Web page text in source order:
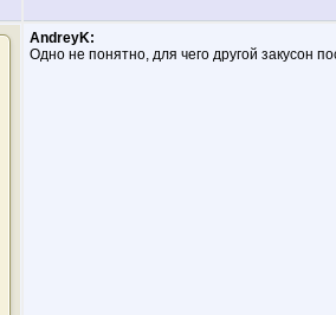
AndreyK:
Одно не понятно, для чего другой закусон